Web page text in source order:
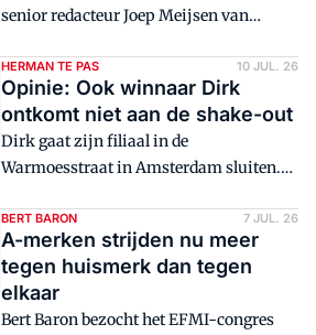
senior redacteur Joep Meijsen van
supermarktjaar tot nu toe. Hij
formuleert acht conclusies.
HERMAN TE PAS 10 JUL. 26
Opinie: Ook winnaar Dirk
ontkomt niet aan de shake-out
Dirk gaat zijn filiaal in de
Warmoesstraat in Amsterdam sluiten.
in 2016 bij de opening van de winkel en
denkt dat de sluiting past in een groter
plaatje.
BERT BARON 7 JUL. 26
A-merken strijden nu meer
tegen huismerk dan tegen
elkaar
Bert Baron bezocht het EFMI-congres